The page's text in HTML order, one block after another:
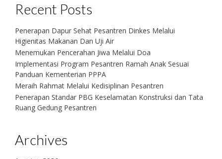
Recent Posts
Penerapan Dapur Sehat Pesantren Dinkes Melalui
Higienitas Makanan Dan Uji Air
Menemukan Pencerahan Jiwa Melalui Doa
Implementasi Program Pesantren Ramah Anak Sesuai
Panduan Kementerian PPPA
Meraih Rahmat Melalui Kedisiplinan Pesantren
Penerapan Standar PBG Keselamatan Konstruksi dan Tata
Ruang Gedung Pesantren
Archives